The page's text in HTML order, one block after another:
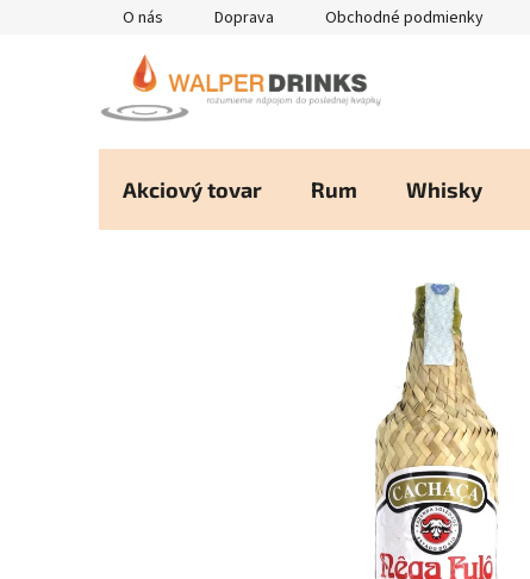
O nás Doprava Obchodné podmienky
Akciový tovar Rum Whisky